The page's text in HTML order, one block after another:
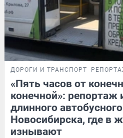
ДОРОГИ И ТРАНСПОРТ
«Пять часов от
конечной»: репортаж
длинного
Новосибирска, где в
изнывают